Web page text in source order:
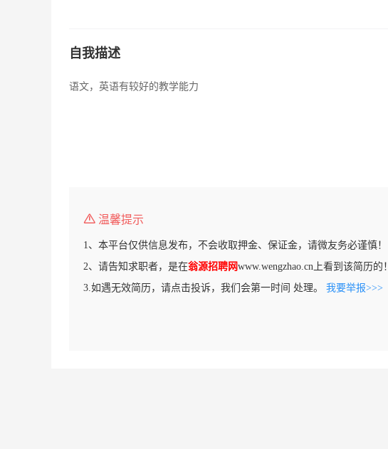
自我描述
语文，英语有较好的教学能力
温馨提示
1、本平台仅供信息发布，不会收取押金、保证金，请微友务必谨慎！
2、请告知求职者，是在翁源招聘网www.wengzhao.cn上看到该简历的！
3.如遇无效简历，请点击投诉，我们会第一时间 处理。 我要举报>>>